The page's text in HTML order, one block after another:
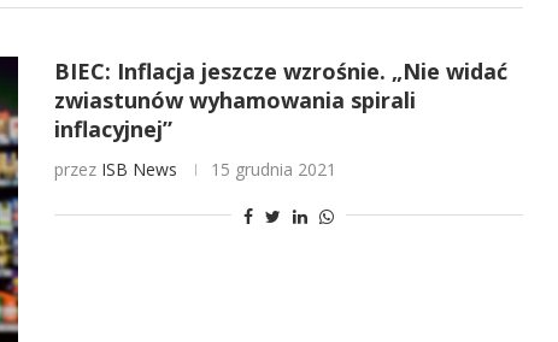
BIEC: Inflacja jeszcze wzrośnie. „Nie widać
zwiastunów wyhamowania spirali
inflacyjnej”
przez ISB News 15 grudnia 2021